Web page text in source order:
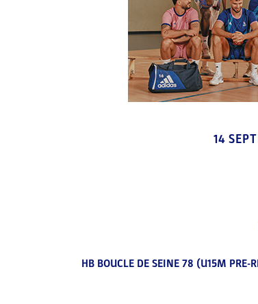
14
HB BOUCLE DE SEINE 78 (U15M PRE-